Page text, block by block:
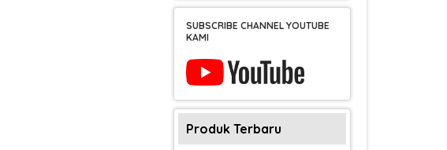
SUBSCRIBE CHANNEL YOUTUBE
KAMI
Produk Terbaru